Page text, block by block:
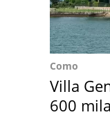
Como
Villa
600